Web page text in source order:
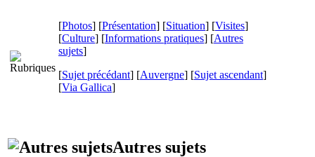
[Photos] [Présentation] [Situation] [Visites]
[Culture] [Informations pratiques] [Autres
sujets]
[Sujet précédant] [Auvergne] [Sujet ascendant]
[Via Gallica]
Autres sujets